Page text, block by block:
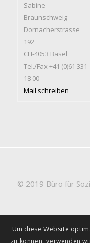
Sabine
Braunschweig
Dornacherstrasse
192
CH-4053 Basel
Tel./Fax +41 (0)61 331
18 00
Mail schreiben
© 2019 Büro für
Um diese Website